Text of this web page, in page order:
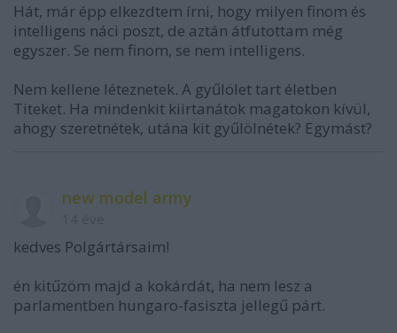
Hát, már épp elkezdtem írni, hogy milyen finom és
intelligens náci poszt, de aztán átfutottam még
egyszer. Se nem finom, se nem intelligens.
Nem kellene léteznetek. A gyűlölet tart életben
Titeket. Ha mindenkit kiirtanátok magatokon kívül,
ahogy szeretnétek, utána kit gyűlölnétek? Egymást?
new model army
kedves Polgártársaim!
én kitűzöm majd a kokárdát, ha nem lesz a
parlamentben hungaro-fasiszta jellegű párt.